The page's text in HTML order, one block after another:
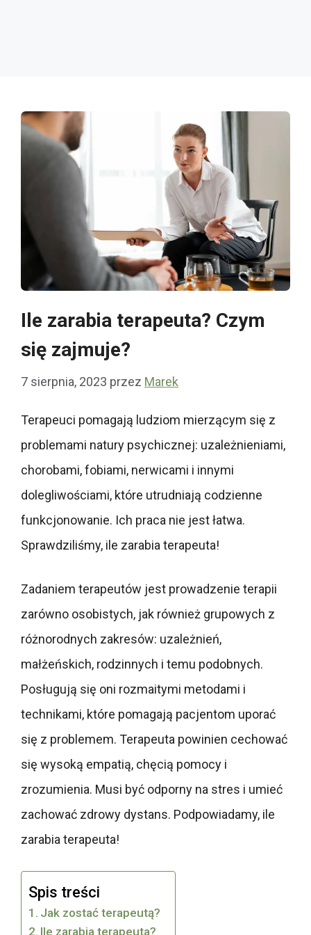
Ile zarabia terapeuta? Czym
się zajmuje?
7 sierpnia, 2023 przez Marek
Terapeuci pomagają ludziom mierzącym się z
problemami natury psychicznej: uzależnieniami,
chorobami, fobiami, nerwicami i innymi
dolegliwościami, które utrudniają codzienne
funkcjonowanie. Ich praca nie jest łatwa.
Sprawdziliśmy, ile zarabia terapeuta!
Zadaniem terapeutów jest prowadzenie terapii
zarówno osobistych, jak również grupowych z
różnorodnych zakresów: uzależnień,
małżeńskich, rodzinnych i temu podobnych.
Posługują się oni rozmaitymi metodami i
technikami, które pomagają pacjentom uporać
się z problemem. Terapeuta powinien cechować
się wysoką empatią, chęcią pomocy i
zrozumienia. Musi być odporny na stres i umieć
zachować zdrowy dystans. Podpowiadamy, ile
zarabia terapeuta!
Spis treści
Jak zostać terapeutą?
Ile zarabia terapeuta?